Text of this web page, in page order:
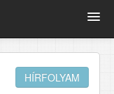
HÍRFOLYAM